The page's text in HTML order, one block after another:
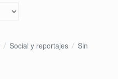
Social y reportajes
Sin